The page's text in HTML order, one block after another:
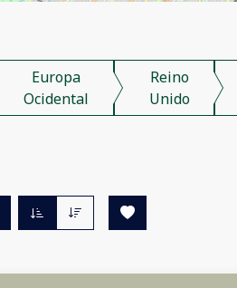
Europa
Ocidental
Reino
Unido